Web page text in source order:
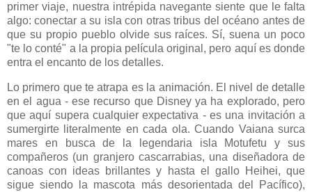
primer viaje, nuestra intrépida navegante siente que le falta
algo: conectar a su isla con otras tribus del océano antes de
que su propio pueblo olvide sus raíces. Sí, suena un poco
"te lo conté" a la propia película original, pero aquí es donde
entra el encanto de los detalles.
Lo primero que te atrapa es la animación. El nivel de detalle
en el agua - ese recurso que Disney ya ha explorado, pero
que aquí supera cualquier expectativa - es una invitación a
sumergirte literalmente en cada ola. Cuando Vaiana surca
mares en busca de la legendaria isla Motufetu y sus
compañeros (un granjero cascarrabias, una diseñadora de
canoas con ideas brillantes y hasta el gallo Heihei, que
sigue siendo la mascota más desorientada del Pacífico),